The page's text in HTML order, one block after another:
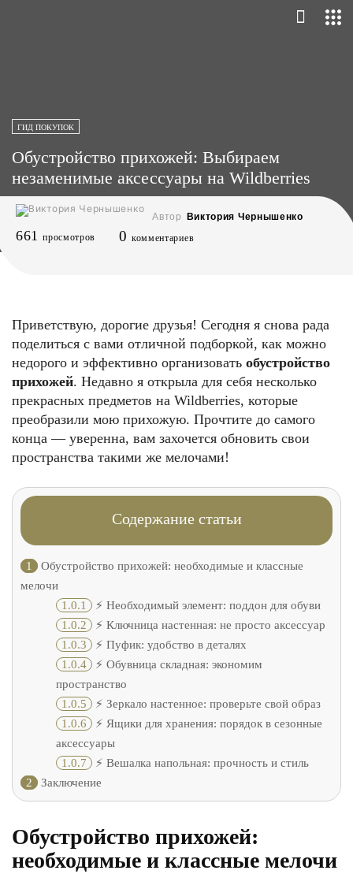
ГИД ПОКУПОК
Обустройство прихожей: Выбираем
незаменимые аксессуары на Wildberries
Автор Виктория Чернышенко
661 просмотров 0 комментариев
Приветствую, дорогие друзья! Сегодня я снова рада
поделиться с вами отличной подборкой, как можно
недорого и эффективно организовать обустройство
прихожей. Недавно я открыла для себя несколько
прекрасных предметов на Wildberries, которые
преобразили мою прихожую. Прочтите до самого
конца — уверенна, вам захочется обновить свои
пространства такими же мелочами!
Содержание статьи
1
Обустройство прихожей: необходимые и классные
мелочи
1.0.1
⚡️ Необходимый элемент: поддон для обуви
1.0.2
⚡️ Ключница настенная: не просто аксессуар
1.0.3
⚡️ Пуфик: удобство в деталях
1.0.4
⚡️ Обувница складная: экономим
пространство
1.0.5
⚡️ Зеркало настенное: проверьте свой образ
1.0.6
⚡️ Ящики для хранения: порядок в сезонные
аксессуары
1.0.7
⚡️ Вешалка напольная: прочность и стиль
2
Заключение
Обустройство прихожей:
необходимые и классные мелочи